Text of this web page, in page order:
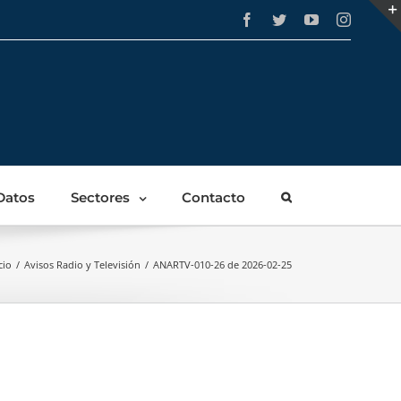
Facebook
TwitterYouTube
Sectores Contacto
/ Avisos Radio y Televisión / ANARTV-010-26 de 2026-02-25